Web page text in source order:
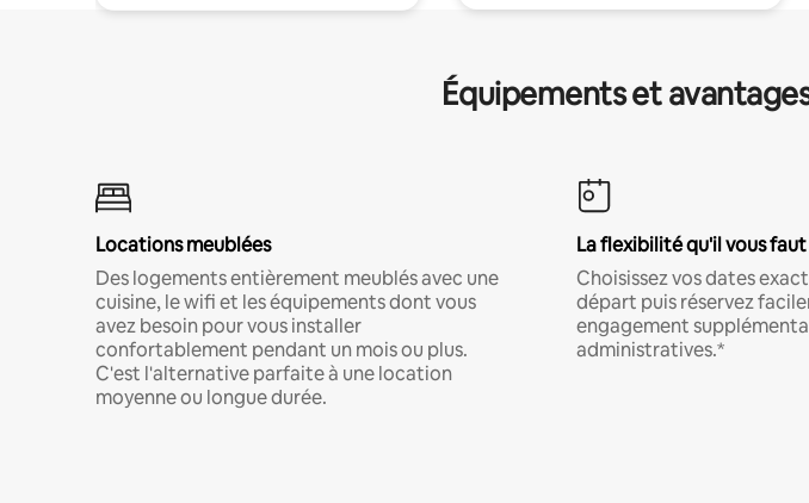
Équipements et
Locations meublées
Des logements entièrement meublés avec une
cuisine, le wifi et les équipements dont vous
avez besoin pour vous installer
confortablement pendant un mois ou plus.
C'est l'alternative parfaite à une location
moyenne ou longue durée.
La flexibilité qu'il vous faut
Choisissez vos dates
départ puis réservez
engagement
administratives.*